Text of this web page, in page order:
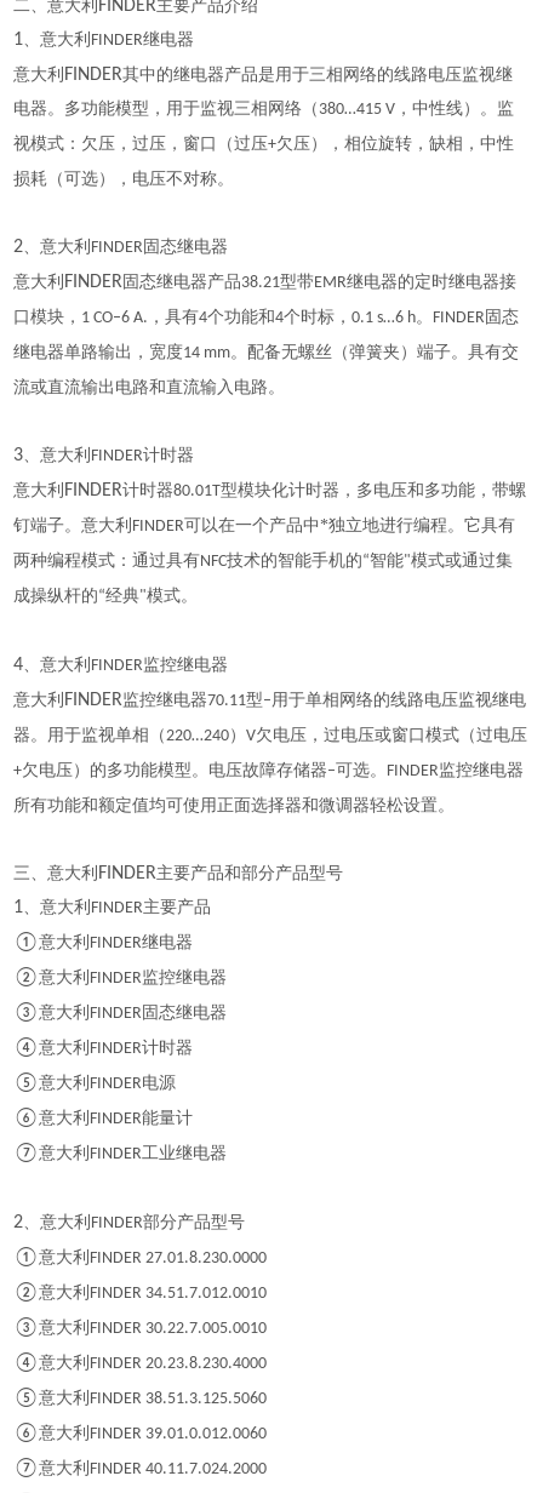
二、意大利 FINDER主要产品介绍
1、意大利 FINDER继电器
意大利 FINDER其中的继电器产品是用于三相网络的线路电压监视继
电器。多功能模型，用于监视三相网络（ 380…415 V ，中性线）。监
视模式：欠压，过压，窗口（过压+欠压），相位旋转，缺相，中性
损耗（可选），电压不对称。
2、意大利 FINDER 固态继电器
意大利 FINDER固态继电器产品38.21型带EMR继电器的定时继电器接
口模块， 1 CO–6 A. ，具有4个功能和4个时标，0.1 s…6 h。 FINDER 固态
继电器单路输出，宽度14 mm。配备无螺丝（弹簧夹）端子。具有交
流或直流输出电路和直流输入电路。
3、意大利 FINDER计时器
意大利 FINDER计时器80.01T型模块化计时器，多电压和多功能，带螺
钉端子。意大利 FINDER可以在一个产品中*独立地进行编程。它具有
两种编程模式：通过具有NFC技术的智能手机的“智能"模式或通过集
成操纵杆的“经典"模式。
4、意大利 FINDER监控继电器
意大利 FINDER监控继电器70.11型–用于单相网络的线路电压监视继电
器。用于监视单相（220…240）V欠电压，过电压或窗口模式（过电压
+欠电压）的多功能模型。电压故障存储器–可选。 FINDER监控继电器
所有功能和额定值均可使用正面选择器和微调器轻松设置。
三、意大利 FINDER主要产品和部分产品型号
1、意大利 FINDER主要产品
①意大利 FINDER继电器
②意大利 FINDER监控继电器
③意大利 FINDER 固态继电器
④意大利 FINDER计时器
⑤意大利 FINDER电源
⑥意大利 FINDER能量计
⑦意大利 FINDER工业继电器
2、意大利 FINDER部分产品型号
①意大利 FINDER 27.01.8.230.0000
②意大利 FINDER 34.51.7.012.0010
③意大利 FINDER 30.22.7.005.0010
④意大利 FINDER 20.23.8.230.4000
⑤意大利 FINDER 38.51.3.125.5060
⑥意大利 FINDER 39.01.0.012.0060
⑦意大利 FINDER 40.11.7.024.2000